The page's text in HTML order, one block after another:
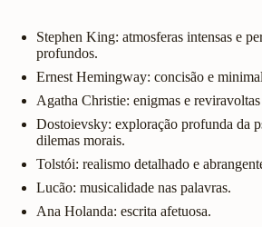
Stephen King: atmosferas intensas e
profundos.
Ernest Hemingway: concisão e
Agatha Christie: enigmas e
Dostoievsky: exploração profunda da
dilemas morais.
Tolstói: realismo detalhado e
Lucão: musicalidade nas palavras.
Ana Holanda: escrita afetuosa.